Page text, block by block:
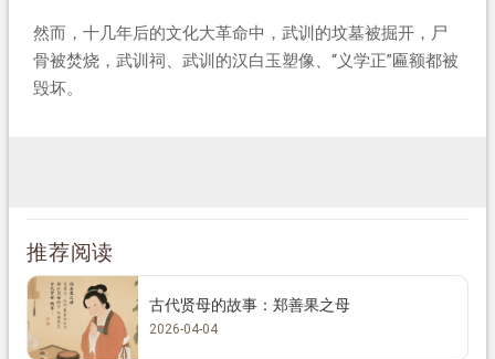
然而，十几年后的文化大革命中，武训的坟墓被掘开，尸
骨被焚烧，武训祠、武训的汉白玉塑像、“义学正”匾额都被
毁坏。
推荐阅读
古代贤母的故事：郑善果之母
2026-04-04